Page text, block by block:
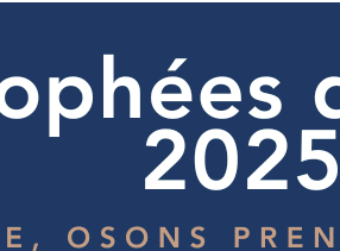
Exporter uniquement les colonnes affichées
Ajoutez un logo, un bouton, des réseaux sociaux
Cliquez pour éditer